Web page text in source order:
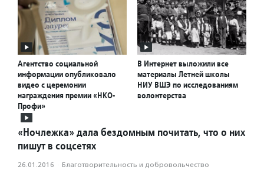
Агентство социальной
информации опубликовало
видео с церемонии
награждения премии «НКО-
Профи»
В Интернет выложили все
материалы Летней школы
НИУ ВШЭ по исследованиям
волонтерства
«Ночлежка» дала бездомным почитать, что о них
пишут в соцсетях
26.01.2016 · Благотвори­тель­ность и доброволь­чест­во